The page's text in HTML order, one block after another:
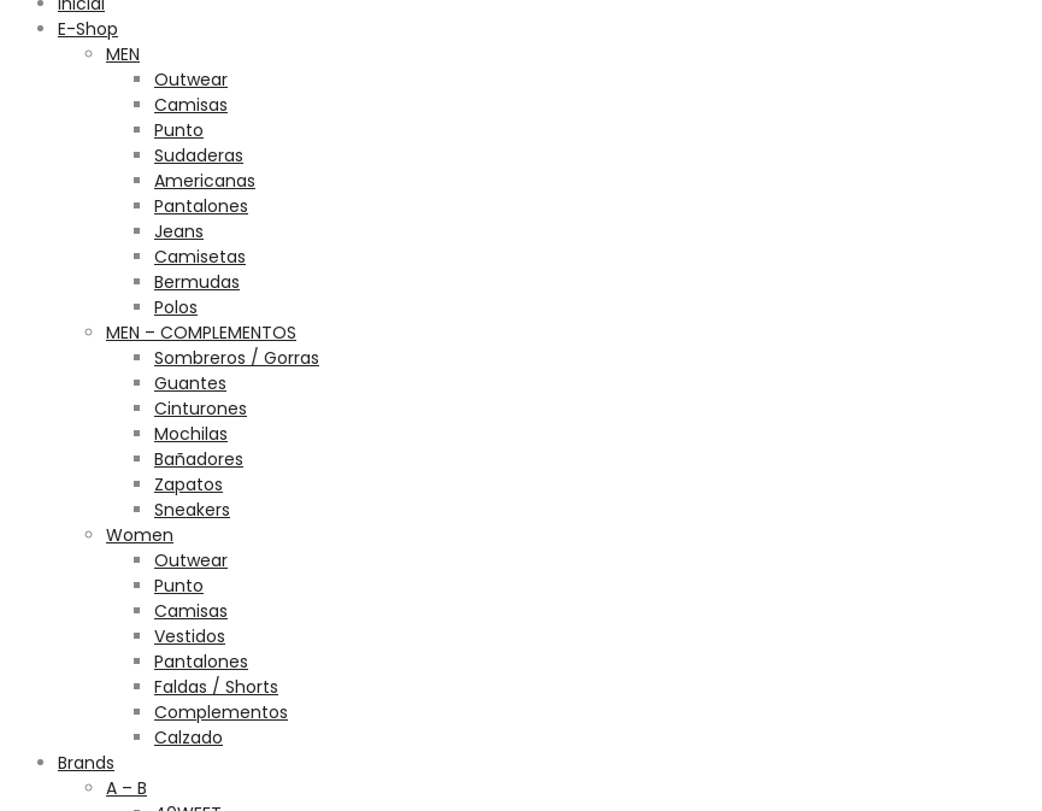
E-Shop
MEN
Outwear
Camisas
Punto
Sudaderas
Americanas
Pantalones
Jeans
Camisetas
Bermudas
Polos
MEN – COMPLEMENTOS
Sombreros / Gorras
Guantes
Cinturones
Mochilas
Bañadores
Zapatos
Sneakers
Women
Outwear
Punto
Camisas
Vestidos
Pantalones
Faldas / Shorts
Complementos
Calzado
Brands
A – B